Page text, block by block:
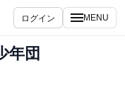
ログイン MENU
年団